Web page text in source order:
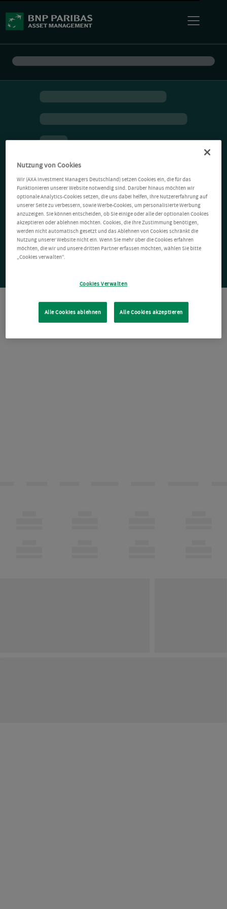
Nutzung von Cookies
Wir (AXA Investment Managers Deutschland) setzen Cookies ein, die für das
Funktionieren unserer Website notwendig sind. Darüber hinaus möchten wir
optionale Analytics-Cookies setzen, die uns dabei helfen, Ihre Nutzererfahrung auf
unserer Seite zu verbessern, sowie Werbe-Cookies, um personalisierte Werbung
anzuzeigen. Sie können entscheiden, ob Sie einige oder alle der optionalen Cookies
akzeptieren oder ablehnen möchten. Cookies, die Ihre Zustimmung benötigen,
werden nicht automatisch gesetzt und das Ablehnen von Cookies schränkt die
Nutzung unserer Website nicht ein. Wenn Sie mehr über die Cookies erfahren
möchten, die wir und unsere dritten Partner erfassen möchten, wählen Sie bitte
„Cookies verwalten“.
Cookies Verwalten
Alle Cookies ablehnen Alle Cookies akzeptieren